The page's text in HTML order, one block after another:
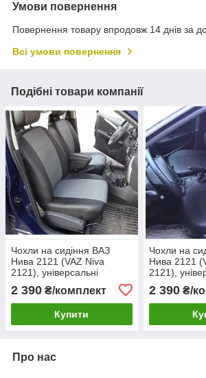
Умови повернення
Повернення товару впродовж 14 днів за
Всі умови повернення
Подібні товари компанії
Чохли на сидіння ВАЗ
Нива 2121 (VAZ Niva
2121), універсальні
Україні Чорно-сірий
2 390 ₴/комплект
Купити
Чохли на
Нива 2121
2121),
Україні
2 390₴/
Про нас